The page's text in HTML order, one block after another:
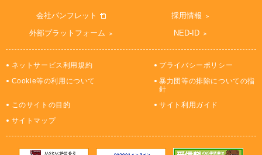
会社パンフレット
採用情報
外部プラットフォーム
NED-ID
ネットサービス利用規約
プライバシーポリシー
Cookie等の利用について
暴力団等の排除についての指
針
このサイトの目的
サイト利用ガイド
サイトマップ